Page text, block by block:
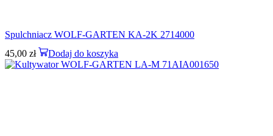
Spulchniacz WOLF-GARTEN KA-2K 2714000
45,00 zł Dodaj do koszyka